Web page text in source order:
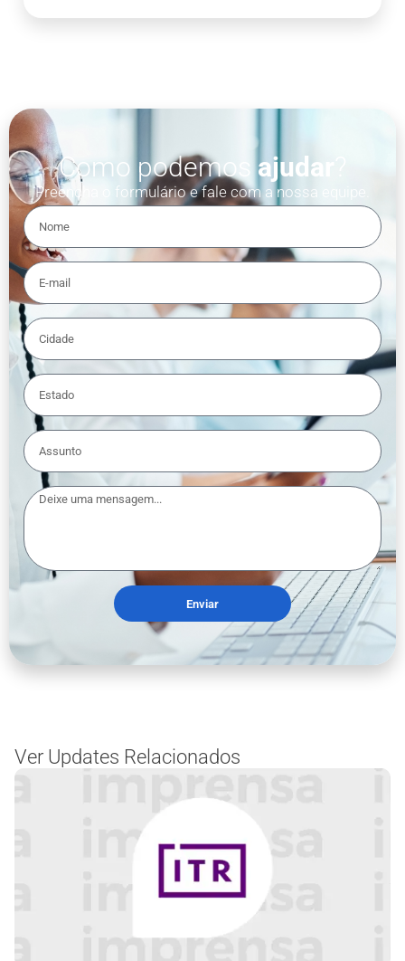
Como podemos ajudar
Preencha o formulário e fale com a nossa equipe.
Enviar
Ver Updates Relacionados